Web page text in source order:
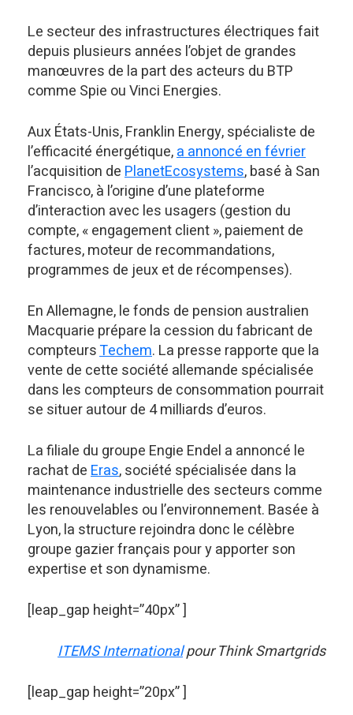
Le secteur des infrastructures électriques fait
depuis plusieurs années l’objet de grandes
manœuvres de la part des acteurs du BTP
comme Spie ou Vinci Energies.
Aux États-Unis, Franklin Energy, spécialiste de
l’efficacité énergétique,a annoncé en février
l’acquisition dePlanetEcosystems, basé à San
Francisco, à l’origine d’une plateforme
d’interaction avec les usagers (gestion du
compte, « engagement client », paiement de
factures, moteur de recommandations,
programmes de jeux et de récompenses).
En Allemagne, le fonds de pension australien
Macquarie prépare la cession du fabricant de
compteursTechem. La presse rapporte que la
vente de cette société allemande spécialisée
dans les compteurs de consommation pourrait
se situer autour de 4 milliards d’euros.
La filiale du groupe Engie Endel a annoncé le
rachat deEras, société spécialisée dans la
maintenance industrielle des secteurs comme
les renouvelables ou l’environnement. Basée à
Lyon, la structure rejoindra donc le célèbre
groupe gazier français pour y apporter son
expertise et son dynamisme.
[leap_gap height=”40px” ]
ITEMS Internationalpour Think Smartgrids
[leap_gap height=”20px” ]